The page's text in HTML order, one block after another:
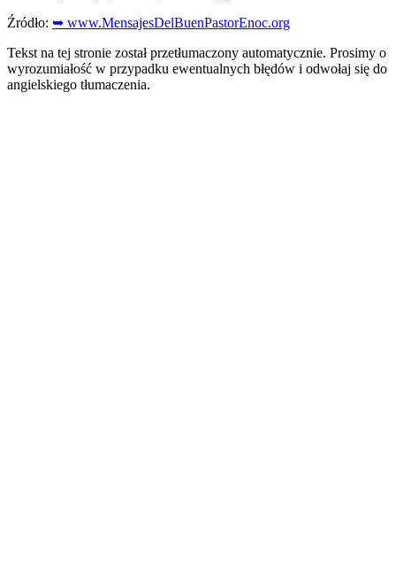
Źródło: ➥ www.MensajesDelBuenPastorEnoc.org
Tekst na tej stronie został przetłumaczony automatycznie. Prosimy o
wyrozumiałość w przypadku ewentualnych błędów i odwołaj się do
angielskiego tłumaczenia.